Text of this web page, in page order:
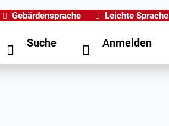
Gebärdensprache Leichte Sprache
Suche Anmelden